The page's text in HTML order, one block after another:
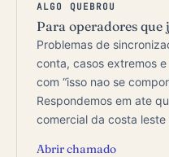
ALGO QUEBROU
Para operadores que
Problemas de
conta, casos extremos
com “isso nao se
Respondemos em ate
comercial da costa
Abrir chamado